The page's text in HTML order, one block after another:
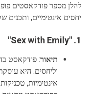
להלן מספר פודקאסטים
יחסים אינטימיים, ותכנים
1.
"Sex with Emily"
תיאור: פודקאסט
וליחסים. היא
אינטימיות,